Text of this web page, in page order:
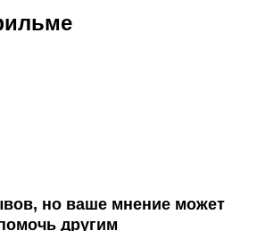
но ваше мнение может
другим